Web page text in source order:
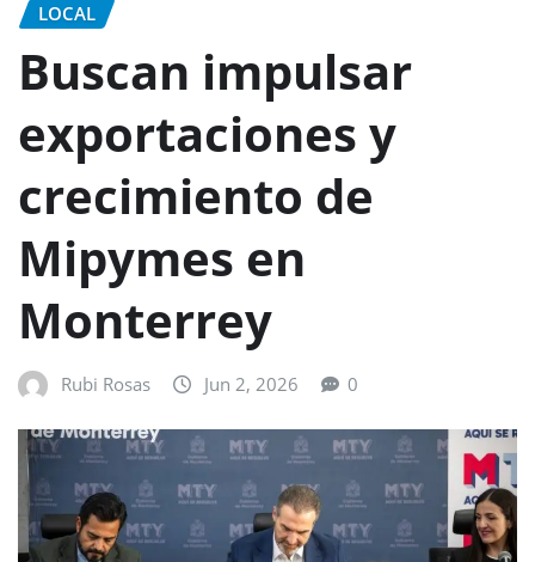
LOCAL
Buscan impulsar
exportaciones y
crecimiento de
Mipymes en
Monterrey
Rubi Rosas Jun 2, 2026 0